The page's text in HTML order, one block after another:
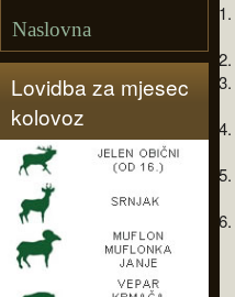
Naslovna
Lovidba za mjesec
kolovoz